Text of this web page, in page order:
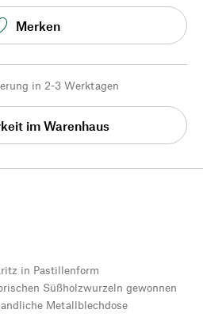
Merken
in 2-3 Werktagen
im Warenhaus
in Pastillenform
Süßholzwurzeln gewonnen
Metallblechdose